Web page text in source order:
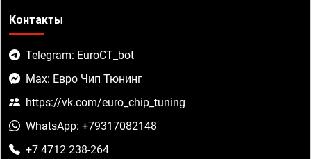
Контакты
Telegram: EuroCT_bot
Max: Евро Чип Тюнинг
https://vk.com/euro_chip_tuning
WhatsApp: +79317082148
+7 4712 238-264